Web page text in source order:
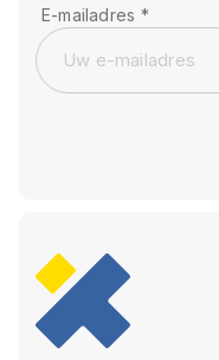
E-mailadres *